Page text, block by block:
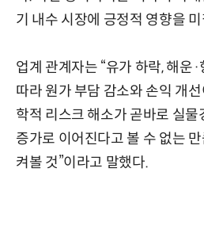
기 내수 시장에 긍정적 영향을
업계 관계자는 “유가 하락, 해운·
따라 원가 부담 감소와 손익 개
학적 리스크 해소가 곧바로 실
증가로 이어진다고 볼 수 없는
켜볼 것”이라고 말했다.